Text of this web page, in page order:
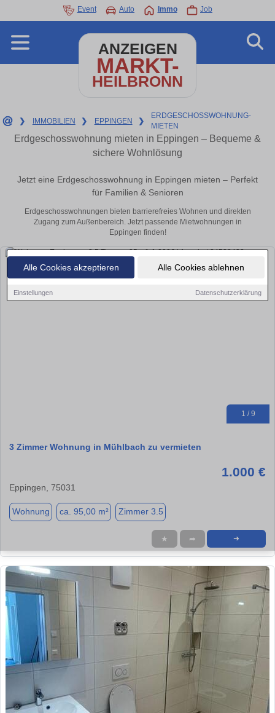
Alle Cookies akzeptieren Alle Cookies ablehnen
Einstellungen Datenschutzerklärung
Event Auto Immo Job
ANZEIGEN
MARKT-
HEILBRONN
❯ IMMOBILIEN ❯ EPPINGEN ❯
ERDGESCHOSSWOHNUNG-
MIETEN
Erdgeschosswohnung mieten in Eppingen – Bequeme &
sichere Wohnlösung
Jetzt eine Erdgeschosswohnung in Eppingen mieten – Perfekt
für Familien & Senioren
Erdgeschosswohnungen bieten barrierefreies Wohnen und direkten
Zugang zum Außenbereich. Jetzt passende Mietwohnungen in
Eppingen finden!
1 / 9
3 Zimmer Wohnung in Mühlbach zu vermieten
1.000 €
Eppingen, 75031
Wohnung ca. 95,00 m² Zimmer 3.5
★ ➦ ➜